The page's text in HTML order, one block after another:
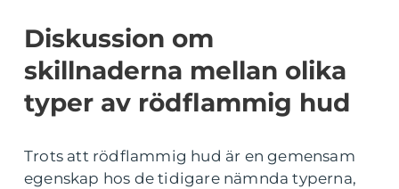
Diskussion om
skillnaderna mellan olika
typer av rödflammig hud
Trots att rödflammig hud är en gemensam
egenskap hos de tidigare nämnda typerna,